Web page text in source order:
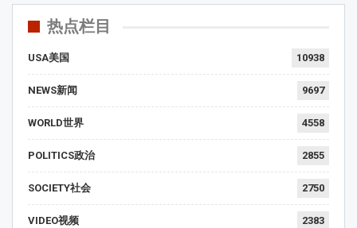
热点栏目
USA美国 10938
NEWS新闻 9697
WORLD世界 4558
POLITICS政治 2855
SOCIETY社会 2750
VIDEO视频 2383